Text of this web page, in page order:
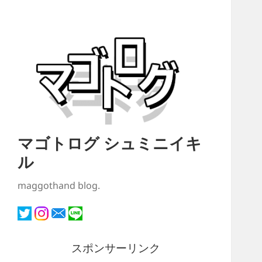
マゴトログ シュミニイキ
ル
maggothand blog.
スポンサーリンク